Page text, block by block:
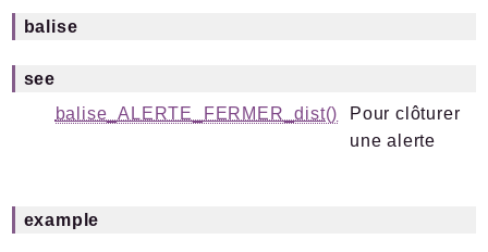
balise
see
balise_ALERTE_FERMER_dist()
Pour clôturer
une alerte
example